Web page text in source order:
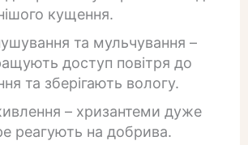
кущення.
та мульчування –
доступ повітря до
та зберігають вологу.
– хризантеми дуже
реагують на добрива.